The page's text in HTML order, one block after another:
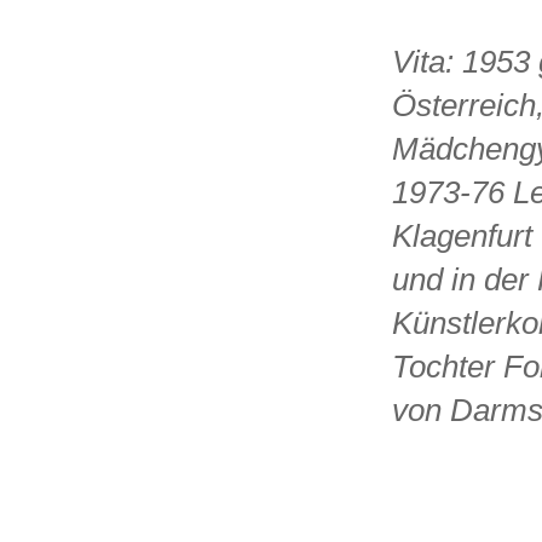
Vita:
1973-76
und in der
Tochter
von